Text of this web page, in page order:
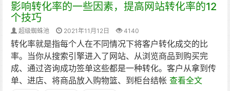
影响转化率的一些因素，提高网站转化率的12
个技巧
超级蜘蛛池 2021年11月12日 4140
转化率就是指每个人在不同情况下将客户转化成交的比
率。当你从搜索引擎进入了网站、从浏览商品到购买完
成、通过咨询成功签单这些都是一种转化。客户从拿到传
单、进店、将商品放入购物篮、到柜台结帐 查看全文